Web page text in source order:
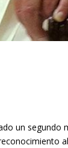
un segundo